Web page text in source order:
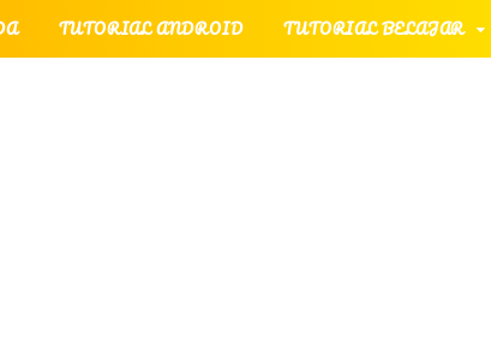
TUTORIAL ANDROID TUTORIAL BELAJAR